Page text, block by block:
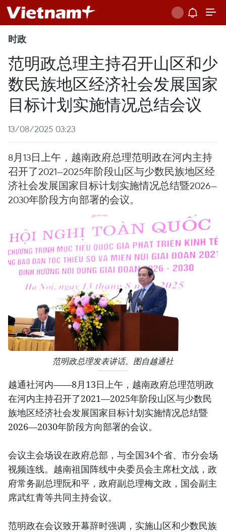
时政
范明政总理主持召开山区和少
数民族地区经济社会发展国家
目标计划实施情况总结会议
13/08/2025 03:23
8月13日上午，越南政府总理范明政在河内主持
召开了2021—2025年阶段山区与少数民族地区经
济社会发展国家目标计划实施情况总结暨2026—
2030年阶段方向部署的会议。
范明政总理发表讲话。图自越通社
越通社河内——8月13日上午，越南政府总理范明政
在河内主持召开了2021—2025年阶段山区与少数民
族地区经济社会发展国家目标计划实施情况总结暨
2026—2030年阶段方向部署的会议。
会议主会场设在政府总部，与全国34个省、市分会场
视频连线。越南祖国阵线中央委员会主席杜文战，政
府常务副总理阮和平，政府副总理梅文政，国会副主
席武红青等共同主持会议。
范明政在会议致开幕辞时强调，实施山区和少数民族